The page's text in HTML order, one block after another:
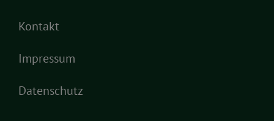
Kontakt
Impressum
Datenschutz